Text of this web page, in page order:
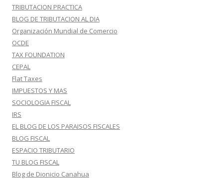
TRIBUTACION PRACTICA
BLOG DE TRIBUTACION AL DIA
Organización Mundial de Comercio
OCDE
TAX FOUNDATION
CEPAL
Flat Taxes
IMPUESTOS Y MAS
SOCIOLOGIA FISCAL
IRS
EL BLOG DE LOS PARAISOS FISCALES
BLOG FISCAL
ESPACIO TRIBUTARIO
TU BLOG FISCAL
Blog de Dionicio Canahua